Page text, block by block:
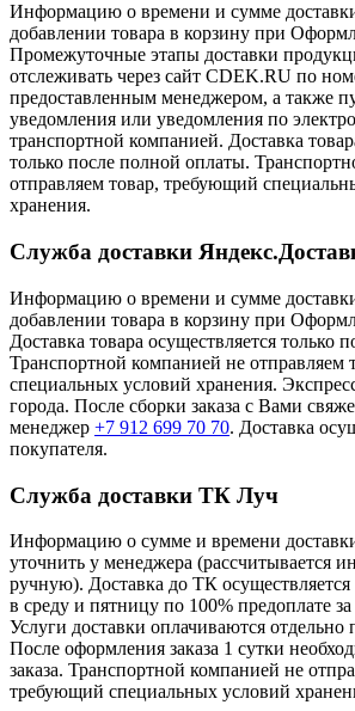
Информацию о времени и сумме
добавлении товара в корзину при
Промежуточные этапы доставки
отслеживать через сайт CDEK.RU по
предоставленным менеджером, а также
уведомления или уведомления по
транспортной компанией. Доставка
только после полной оплаты.
отправляем товар, требующий
хранения.
Служба доставки
Информацию о времени и сумме
добавлении товара в корзину при
Доставка товара осуществляется только
Транспортной компанией не отправляем
специальных условий хранения.
города. После сборки заказа с Вами
менеджер +7 912 699 70 70. Доставка
покупателя.
Служба доставки ТК Луч
Информацию о сумме и времени
уточнить у менеджера (рассчитывается
ручную). Доставка до ТК осуществляется
в среду и пятницу по 100% предоплате
Услуги доставки оплачиваются
После оформления заказа 1 сутки
заказа. Транспортной компанией не
требующий специальных условий